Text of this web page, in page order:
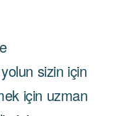
sizin için
için uzman